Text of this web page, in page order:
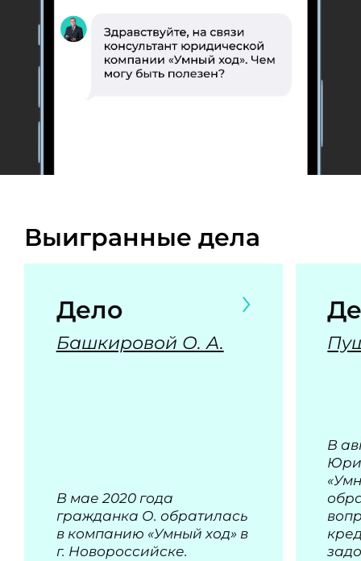
Выигранные дела
Дело
Башкировой О. А.
В мае 2020 года
гражданка О. обратилась
в компанию «Умный ход» в
г. Новороссийске.
В